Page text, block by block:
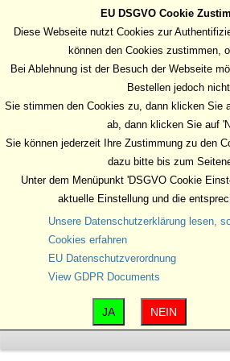
EU DSGVO Cookie
Diese Webseite nutzt Cookies zur
können den Cookies zustimmen,
Bei Ablehnung ist der Besuch der Webseite
Bestellen jedoch
Sie stimmen den Cookies zu, dann klicken Sie
ab, dann klicken Sie auf
Sie können jederzeit Ihre Zustimmung zu den
dazu bitte bis zum
Unter dem Menüpunkt 'DSGVO Cookie
aktuelle Einstellung und die
Unsere Datenschutzerklärung lesen,
Cookies erfahren
EU Datenschutzverordnung
View GDPR Documents
NEIN
JA